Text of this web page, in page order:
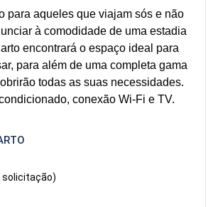
para aqueles que viajam sós e não
à comodidade de uma estadia
encontrará o espaço ideal para
para além de uma completa gama
todas as suas necessidades.
conexão Wi-Fi e TV.
solicitação)